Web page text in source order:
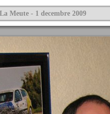
Meute - 1 decembre 2009